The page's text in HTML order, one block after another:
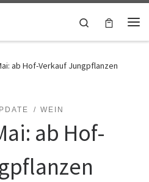
Search
ab Hof-Verkauf Jungpflanzen
WEIN
ab Hof-